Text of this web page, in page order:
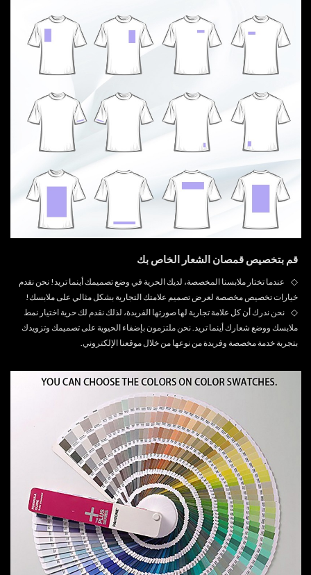
قم بتخصيص قمصان الشعار الخاص بك
◇
عندما تختار ملابسنا المخصصة، لديك الحرية في وضع تصميمك أينما تريد! نحن نقدم
خيارات تخصيص مخصصة لعرض تصميم علامتك التجارية بشكل مثالي على ملابسك!
◇
نحن ندرك أن كل علامة تجارية لها صورتها الفريدة، لذلك نقدم لك حرية اختيار نمط
ملابسك ووضع شعارك أينما تريد. نحن ملتزمون بإضفاء الحيوية على تصميمك وتزويدك
بتجربة خدمة مخصصة وفريدة من نوعها من خلال موقعنا الإلكتروني.